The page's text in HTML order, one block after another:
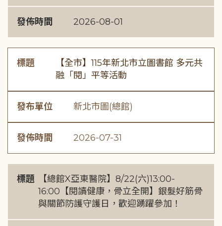
發佈時間 2026-08-01
標題
【全市】115年新北市立圖書館 多元共
融「閱」平等活動
發布單位 新北市圖(總館)
發佈時間 2026-07-31
標題
【總館X亞東醫院】8/22(六)13:00-
16:00【閱讀健康，骨立全開】銀髮好筋骨
與關節防護守護日，歡迎踴躍參加！